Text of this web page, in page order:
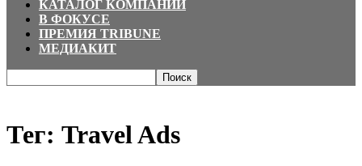
КАТАЛОГ КОМПАНИЙ
В ФОКУСЕ
ПРЕМИЯ TRIBUNE
МЕДИАКИТ
Тег: Travel Ads